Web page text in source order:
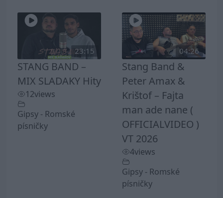
23:15
STANG BAND –
MIX SLADAKY Hity
12views
Gipsy - Romské
písničky
04:26
Stang Band &
Peter Amax &
Krištof – Fajta
man ade nane (
OFFICIALVIDEO )
VT 2026
4views
Gipsy - Romské
písničky